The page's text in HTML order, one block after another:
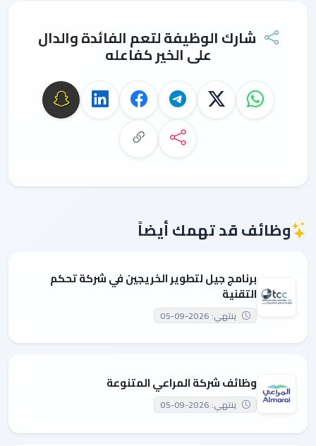
شارك الوظيفة لتعم الفائدة والدال
على الخير كفاعله
وظائف قد تهمك أيضاً
برنامج جيل لتطوير الخريجين في شركة تحكم
التقنية
ينتهي: 2026-09-05
وظائف شركة المراعي المتنوعة
ينتهي: 2026-09-05